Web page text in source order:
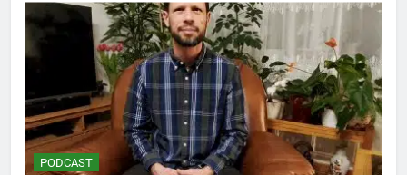
PODCAST